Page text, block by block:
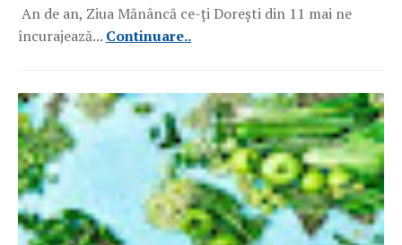
An de an, Ziua Mănâncă ce-ți Dorești din 11 mai ne
încurajează... Continuare..